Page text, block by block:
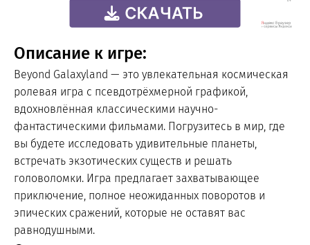
Описание к игре:
Beyond Galaxyland — это увлекательная космическая
ролевая игра с псевдотрёхмерной графикой,
вдохновлённая классическими научно-
фантастическими фильмами. Погрузитесь в мир, где
вы будете исследовать удивительные планеты,
встречать экзотических существ и решать
головоломки. Игра предлагает захватывающее
приключение, полное неожиданных поворотов и
эпических сражений, которые не оставят вас
равнодушными.